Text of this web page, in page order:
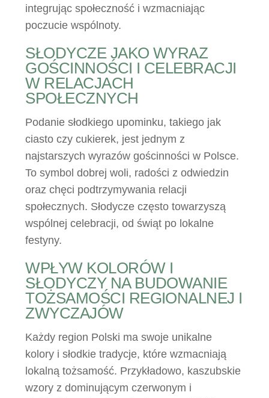
integrując społeczność i wzmacniając
poczucie wspólnoty.
SŁODYCZE JAKO WYRAZ
GOŚCINNOŚCI I CELEBRACJI
W RELACJACH
SPOŁECZNYCH
Podanie słodkiego upominku, takiego jak
ciasto czy cukierek, jest jednym z
najstarszych wyrazów gościnności w Polsce.
To symbol dobrej woli, radości z odwiedzin
oraz chęci podtrzymywania relacji
społecznych. Słodycze często towarzyszą
wspólnej celebracji, od świąt po lokalne
festyny.
WPŁYW KOLORÓW I
SŁODYCZY NA BUDOWANIE
TOŻSAMOŚCI REGIONALNEJ I
ZWYCZAJÓW
Każdy region Polski ma swoje unikalne
kolory i słodkie tradycje, które wzmacniają
lokalną tożsamość. Przykładowo, kaszubskie
wzory z dominującym czerwonym i